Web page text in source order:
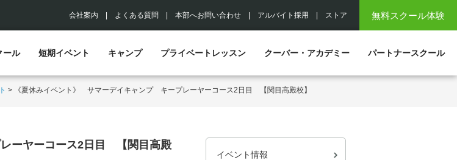
無料スクール体験
会社案内 よくある質問 本部へお問い合わせ アルバイト採用 ストア
ール 短期イベント キャンプ プライベートレッスン クーバー・アカデミー パートナースクール
> 《夏休みイベント》 サマーデイキャンプ キープレーヤーコース2日目 【関目高殿校】
ーヤーコース2日目 【関目高殿
イベント情報